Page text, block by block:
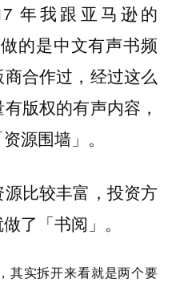
年我跟亚马逊的
的是中文有声书频
合作过，经过这么
版权的有声内容，
源围墙」。
比较丰富，投资方
了「书阅」。
其实拆开来看就是两个要